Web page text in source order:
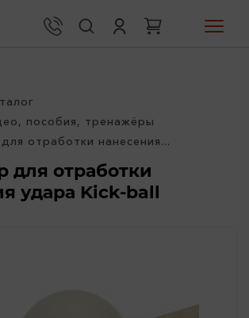
пособия, тренажёры
отработки нанесения...
для отработки
удара Kick-ball